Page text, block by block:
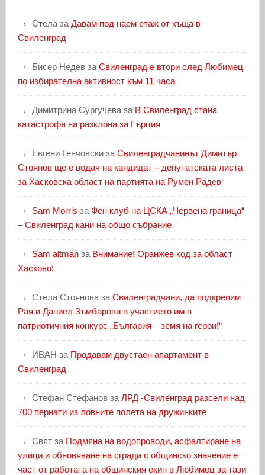
Стелаза Давам под наем етаж от къща в
Свиленград
Бисер Недевза Свиленград е втори след Любимец
по избирателна активност към 11 часа
Димитрина Сургучеваза В Свиленград стана
катастрофа на разклона за Гърция
Евгени Генчовскиза Свиленградчанинът Димитър
Стоянов ще е водач на кандидат – депутатската листа
за Хасковска област на партията на Румен Радев
Sam Morris за Фен клуб на ЦСКА „Червена граница“
– Свиленград кани на общо събрание
Sam altmanза Внимание! Оранжев код за област
Хасково!
Стела Стояноваза Свиленградчани, да подкрепим
Рая и Даниел Зъмбарови в участието им в
патриотичния конкурс „България – земя на герои!“
ИВАН за Продавам двустаен апартамент в
Свиленград
Стефан Стефановза ЛРД -Свиленград разсели над
700 пернати из ловните полета на дружинките
Святза Подмяна на водопроводи, асфалтиране на
улици и обновяване на сгради с общинско значение е
част от работата на общинския екип в Любимец за тази